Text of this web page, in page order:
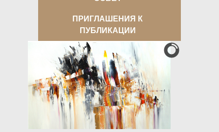
ПРИГЛАШЕНИЯ К
ПУБЛИКАЦИИ